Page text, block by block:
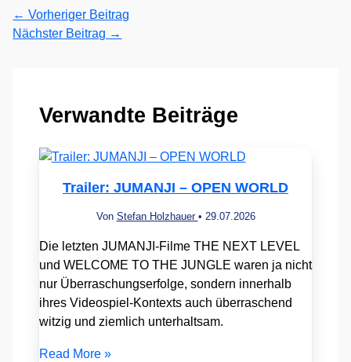
← Vorheriger Beitrag
Nächster Beitrag →
Verwandte Beiträge
Trailer: JUMANJI – OPEN WORLD
Von Stefan Holzhauer • 29.07.2026
Die letzten JUMANJI-Filme THE NEXT LEVEL
und WELCOME TO THE JUNGLE waren ja nicht
nur Überraschungserfolge, sondern innerhalb
ihres Videospiel-Kontexts auch überraschend
witzig und ziemlich unterhaltsam.
Read More »